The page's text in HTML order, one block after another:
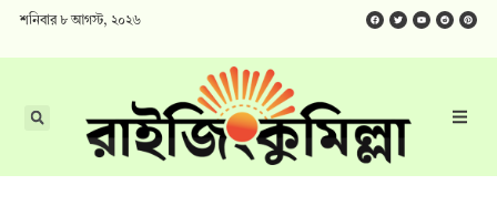
শনিবার ৮ আগস্ট, ২০২৬